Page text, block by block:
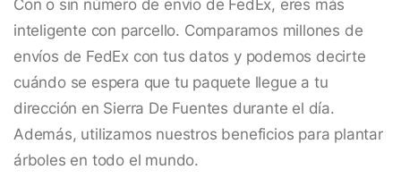
Con o sin número de envío de FedEx, eres más
inteligente con parcello. Comparamos millones de
envíos de FedEx con tus datos y podemos decirte
cuándo se espera que tu paquete llegue a tu
dirección en Sierra De Fuentes durante el día.
Además, utilizamos nuestros beneficios para plantar
árboles en todo el mundo.